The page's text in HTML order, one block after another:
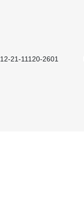
12-21-11120-2601